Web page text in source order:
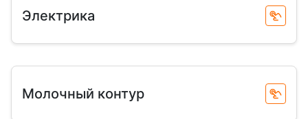
Электрика
Молочный контур